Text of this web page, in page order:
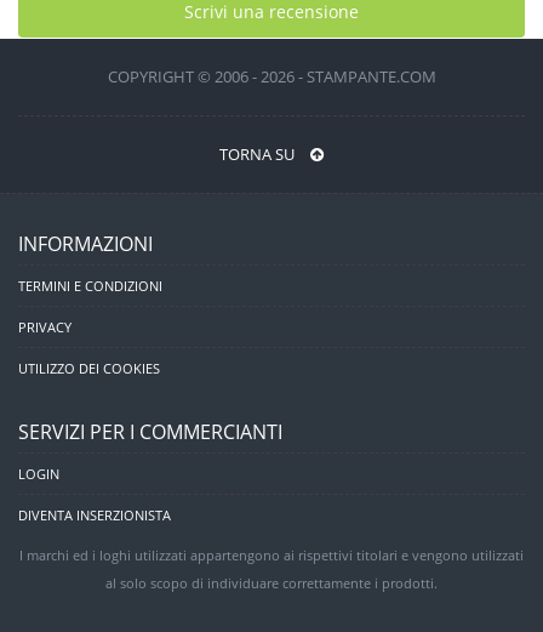
Scrivi una recensione
COPYRIGHT © 2006 - 2026 - STAMPANTE.COM
TORNA SU
INFORMAZIONI
TERMINI E CONDIZIONI
PRIVACY
UTILIZZO DEI COOKIES
SERVIZI PER I COMMERCIANTI
LOGIN
DIVENTA INSERZIONISTA
I marchi ed i loghi utilizzati appartengono ai rispettivi titolari e vengono utilizzati
al solo scopo di individuare correttamente i prodotti.